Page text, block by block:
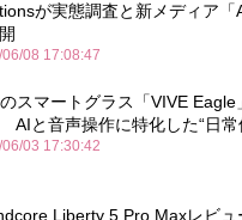
が実態調査と新メディア「
08 17:08:47
スマートグラス「VIVE Eagle
AIと音声操作に特化した“日常
03 17:30:42
Liberty 5 Pro Maxレビ